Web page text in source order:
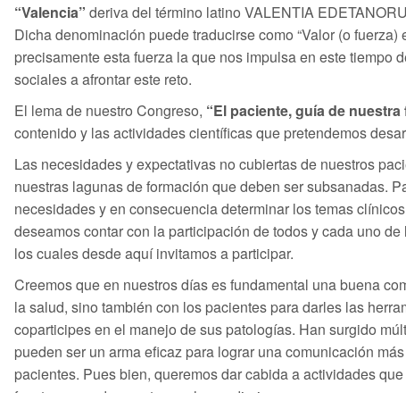
“Valencia” deriva del término latino VALENTIA
Dicha denominación puede traducirse como “Valor (o fuerza)
precisamente esta fuerza la que nos impulsa en este tiempo
sociales a afrontar este reto.
El lema de nuestro Congreso, “El paciente, guía de
contenido y las actividades científicas que pretendemos
Las necesidades y expectativas no cubiertas de nuestros
nuestras lagunas de formación que deben ser subsanadas.
necesidades y en consecuencia determinar los temas
deseamos contar con la participación de todos y cada uno
los cuales desde aquí invitamos a participar.
Creemos que en nuestros días es fundamental una buena
la salud, sino también con los pacientes para darles las
coparticipes en el manejo de sus patologías. Han surgido
pueden ser un arma eficaz para lograr una comunicación
pacientes. Pues bien, queremos dar cabida a actividades